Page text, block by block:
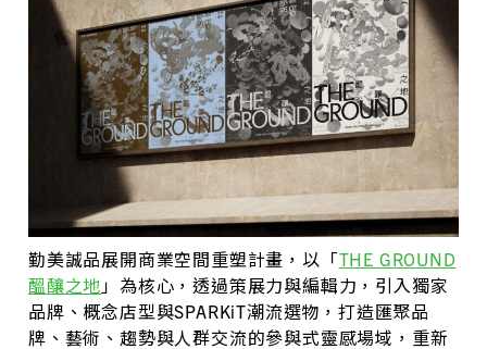
勤美誠品展開商業空間重塑計畫，以「THE GROUND
醞釀之地 」為核心，透過策展力與編輯力，引入獨家
品牌、概念店型與SPARKiT潮流選物，打造匯聚品
牌、藝術、趨勢與人群交流的參與式靈感場域，重新